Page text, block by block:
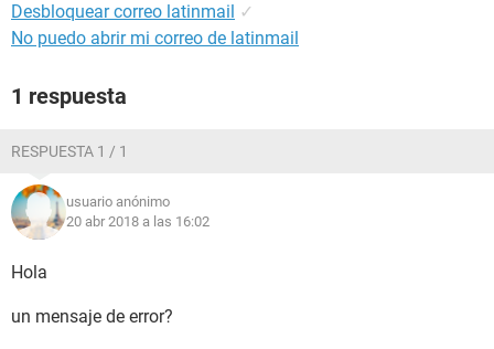
Desbloquear correo latinmail ✓
No puedo abrir mi correo de latinmail
1 respuesta
RESPUESTA 1 / 1
usuario anónimo
20 abr 2018 a las 16:02
Hola
un mensaje de error?